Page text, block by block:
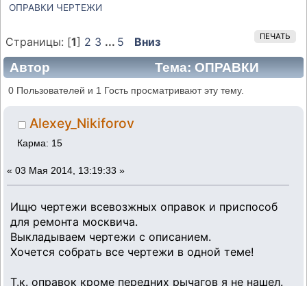
ОПРАВКИ ЧЕРТЕЖИ
ПЕЧАТЬ
Страницы: [1] 2 3 ... 5 Вниз
Автор
Тема: ОПРАВКИ
ЧЕРТЕЖИ (Прочитано 92969 раз)
0 Пользователей и 1 Гость просматривают эту тему.
Alexey_Nikiforov
Карма: 15
« 03 Мая 2014, 13:19:33 »
Ищю чертежи всевозжных оправок и приспособ
для ремонта москвича.
Выкладываем чертежи с описанием.
Хочется собрать все чертежи в одной теме!
Т.к. оправок кроме передних рычагов я не нашел.